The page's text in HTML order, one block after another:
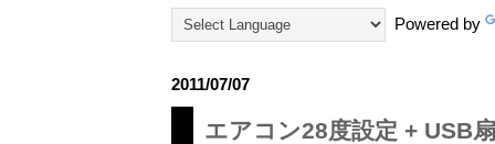
Powered by
2011/07/07
エアコン28度設定 + USB